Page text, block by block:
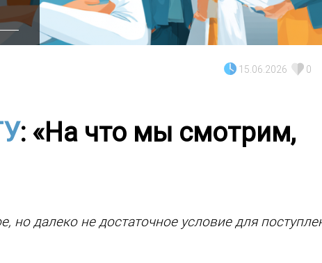
15.06.2026 0
: «На что мы смотрим,
далеко не достаточное условие для